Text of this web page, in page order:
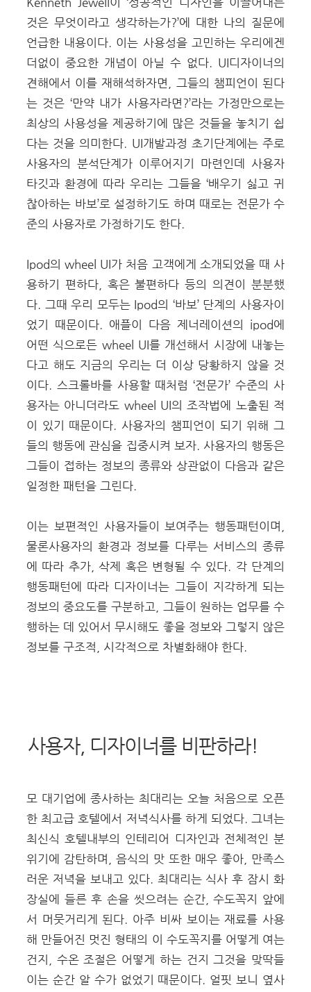
것은 무엇이라고 생각하는가?’에 대한 나의 질문에
언급한 내용이다. 이는 사용성을 고민하는 우리에겐
더없이 중요한 개념이 아닐 수 없다. UI디자이너의
견해에서 이를 재해석하자면, 그들의 챔피언이 된다
는 것은 ‘만약 내가 사용자라면?’라는 가정만으로는
최상의 사용성을 제공하기에 많은 것들을 놓치기 쉽
다는 것을 의미한다. UI개발과정 초기단계에는 주로
사용자의 분석단계가 이루어지기 마련인데 사용자
타깃과 환경에 따라 우리는 그들을 ‘배우기 싫고 귀
찮아하는 바보’로 설정하기도 하며 때로는 전문가 수
준의 사용자로 가정하기도 한다.
Ipod의 wheel UI가 처음 고객에게 소개되었을 때 사
용하기 편하다, 혹은 불편하다 등의 의견이 분분했
다. 그때 우리 모두는 Ipod의 ‘바보’ 단계의 사용자이
었기 때문이다. 애플이 다음 제너레이션의 ipod에
어떤 식으로든 wheel UI를 개선해서 시장에 내놓는
다고 해도 지금의 우리는 더 이상 당황하지 않을 것
이다. 스크롤바를 사용할 때처럼 ‘전문가’ 수준의 사
용자는 아니더라도 wheel UI의 조작법에 노출된 적
이 있기 때문이다. 사용자의 챔피언이 되기 위해 그
들의 행동에 관심을 집중시켜 보자. 사용자의 행동은
그들이 접하는 정보의 종류와 상관없이 다음과 같은
일정한 패턴을 그린다.
이는 보편적인 사용자들이 보여주는 행동패턴이며,
물론사용자의 환경과 정보를 다루는 서비스의 종류
에 따라 추가, 삭제 혹은 변형될 수 있다. 각 단계의
행동패턴에 따라 디자이너는 그들이 지각하게 되는
정보의 중요도를 구분하고, 그들이 원하는 업무를 수
행하는 데 있어서 무시해도 좋을 정보와 그렇지 않은
정보를 구조적, 시각적으로 차별화해야 한다.
사용자, 디자이너를 비판하라!
모 대기업에 종사하는 최대리는 오늘 처음으로 오픈
한 최고급 호텔에서 저녁식사를 하게 되었다. 그녀는
최신식 호텔내부의 인테리어 디자인과 전체적인 분
위기에 감탄하며, 음식의 맛 또한 매우 좋아, 만족스
러운 저녁을 보내고 있다. 최대리는 식사 후 잠시 화
장실에 들른 후 손을 씻으려는 순간, 수도꼭지 앞에
서 머뭇거리게 된다. 아주 비싸 보이는 재료를 사용
해 만들어진 멋진 형태의 이 수도꼭지를 어떻게 여는
건지, 수온 조절은 어떻게 하는 건지 그것을 맞딱들
이는 순간 알 수가 없었기 때문이다. 얼핏 보니 옆사